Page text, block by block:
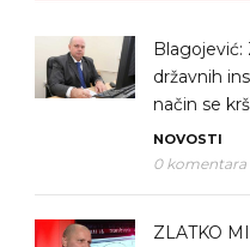
Blagojević:
državnih
način se
NOVOSTI
0 komentara
ZLATKO